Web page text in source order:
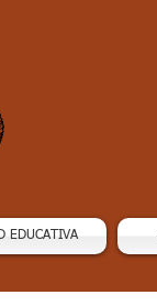
EDUCATIVA